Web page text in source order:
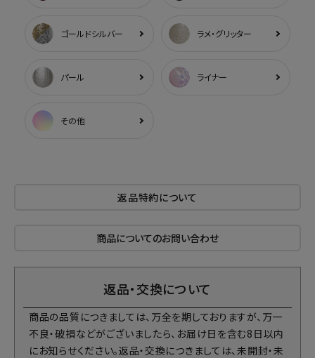
ゴールドシルバー ラメ・グリッター
パール ライナー
その他
返品特約について
商品についてのお問い合わせ
返品・交換について
商品の品質につきましては、万全を期しておりますが、万一
不良・破損などがございましたら、お届け日を含む8日以内
にお知らせください。返品・交換につきましては、未開封・未